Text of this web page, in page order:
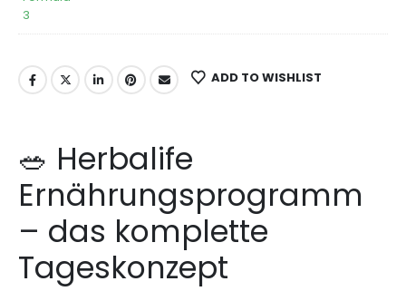
ADD TO WISHLIST
🥗 Herbalife
Ernährungsprogramm
– das komplette
Tageskonzept